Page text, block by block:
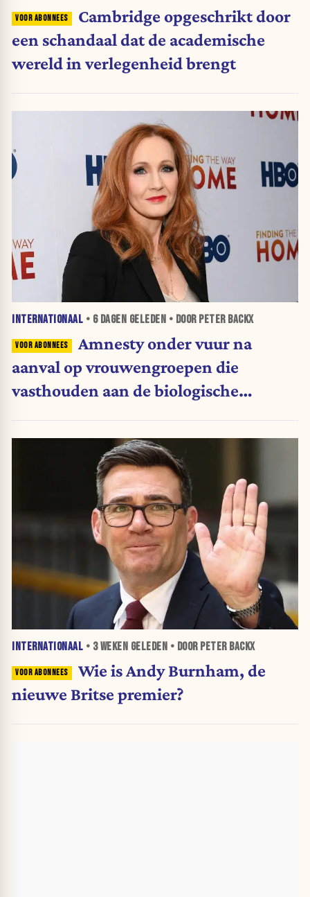
Cambridge opgeschrikt door
een schandaal dat de academische
wereld in verlegenheid brengt
INTERNATIONAAL • 6 DAGEN GELEDEN • DOOR PETER BACKX
Amnesty onder vuur na
aanval op vrouwengroepen die
vasthouden aan de biologische
INTERNATIONAAL • 3 WEKEN GELEDEN • DOOR PETER BACKX
Wie is Andy Burnham, de
nieuwe Britse premier?